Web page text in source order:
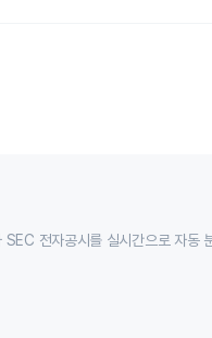
SEC 전자공시를 실시간으로 자동